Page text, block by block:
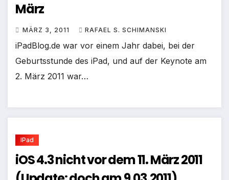
März
MÄRZ 3, 2011 RAFAEL S. SCHIMANSKI
iPadBlog.de war vor einem Jahr dabei, bei der
Geburtsstunde des iPad, und auf der Keynote am
2. März 2011 war…
IPad
iOS 4.3 nicht vor dem 11. März 2011